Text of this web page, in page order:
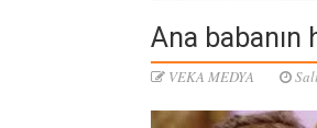
Ana babanın
VEKA MEDYA